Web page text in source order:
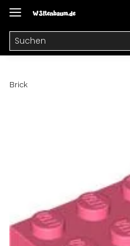
Brick